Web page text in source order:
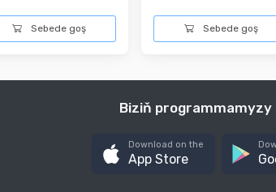
Sebede goş Sebede goş
Biziň programmamyzy
Download on the
App Store